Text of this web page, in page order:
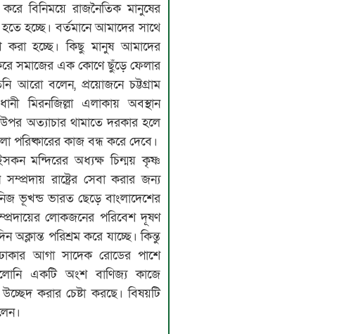
বিনিময়ে রাজনৈতিক মানুষের
হতে হচ্ছে। বর্তমানে আমাদের সাথে
হচ্ছে। কিছু মানুষ আমাদের
সমাজের এক কোণে ছুঁড়ে ফেলার
আরো বলেন, প্রয়োজনে চট্টগ্রাম
মিরনজিল্লা এলাকায় অবস্থান
অত্যাচার থামাতে দরকার হলে
পরিষ্কারের কাজ বন্ধ করে দেবে।
মন্দিরের অধ্যক্ষ চিন্ময় কৃষ্ণ
রাষ্ট্রের সেবা করার জন্য
ভূখন্ড ভারত ছেড়ে বাংলাদেশের
লোকজনের পরিবেশ দূষণ
অক্লান্ত পরিশ্রম করে যাচ্ছে। কিন্তু
আগা সাদেক রোডের পাশে
একটি অংশ বাণিজ্য কাজে
করার চেষ্টা করছে। বিষয়টি